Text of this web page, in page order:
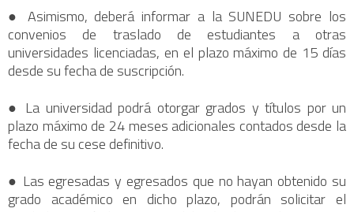
● Asimismo, deberá informar a la SUNEDU sobre los
convenios de traslado de estudiantes a otras
universidades licenciadas, en el plazo máximo de 15 días
desde su fecha de suscripción.
● La universidad podrá otorgar grados y títulos por un
plazo máximo de 24 meses adicionales contados desde la
fecha de su cese definitivo.
● Las egresadas y egresados que no hayan obtenido su
grado académico en dicho plazo, podrán solicitar el